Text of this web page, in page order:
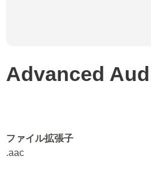
Advanced
ファイル拡張子
.aac